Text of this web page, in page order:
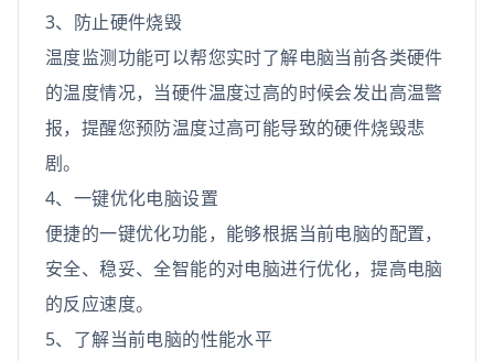
3、防止硬件烧毁
温度监测功能可以帮您实时了解电脑当前各类硬件
的温度情况，当硬件温度过高的时候会发出高温警
报，提醒您预防温度过高可能导致的硬件烧毁悲
剧。
4、一键优化电脑设置
便捷的一键优化功能，能够根据当前电脑的配置，
安全、稳妥、全智能的对电脑进行优化，提高电脑
的反应速度。
5、了解当前电脑的性能水平